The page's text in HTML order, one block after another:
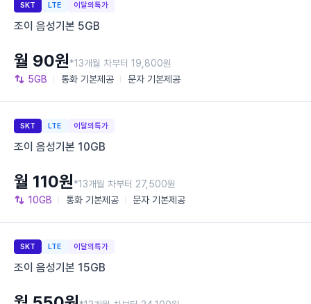
SKT LTE 이달의특가
조이 음성기본 5GB
5GB 통화 기본제공 문자 기본제공
월 90원*13개월 차부터 19,800원
SKT LTE 이달의특가
조이 음성기본 10GB
10GB 통화 기본제공 문자 기본제공
월 110원*13개월 차부터 27,500원
SKT LTE 이달의특가
조이 음성기본 15GB